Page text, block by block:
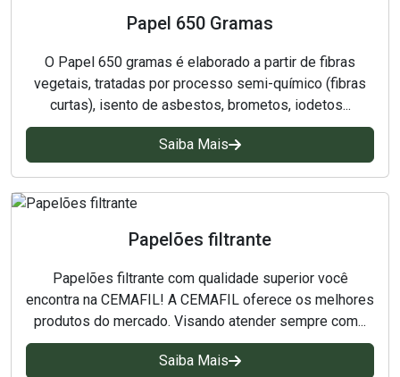
Sacos para Cesta de Titânio
Tecido não tecido
Tecidos técnicos filtrante
Tela para filtro prensa
Papel 650 Gramas
O Papel 650 gramas é elaborado a partir de fibras
vegetais, tratadas por processo semi-químico (fibras
curtas), isento de asbestos, brometos, iodetos...
Saiba Mais
Papelões filtrante
Papelões filtrante com qualidade superior você
encontra na CEMAFIL! A CEMAFIL oferece os melhores
produtos do mercado. Visando atender sempre com...
Saiba Mais